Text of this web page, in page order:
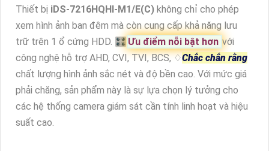
Thiết bị iDS-7216HQHI-M1/E(C) không chỉ cho phép
xem hình ảnh ban đêm mà còn cung cấp khả năng lưu
trữ trên 1 ổ cứng HDD. 🎛 Ưu điểm nỗi bật hơn với
công nghệ hỗ trợ AHD, CVI, TVI, BCS, ♢Chắc chắn rằng
chất lượng hình ảnh sắc nét và độ bền cao. Với mức giá
phải chăng, sản phẩm này là sự lựa chọn lý tưởng cho
các hệ thống camera giám sát cần tính linh hoạt và hiệu
suất cao.